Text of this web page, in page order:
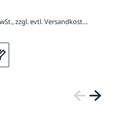
1.378,80 € / Stück inkl. 20 % MwSt., zzgl. evtl. Versandkosten